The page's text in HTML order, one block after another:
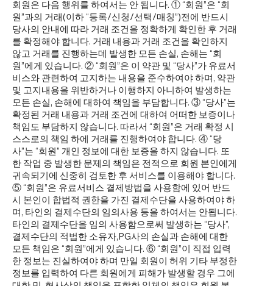
회원은 다음 행위를 하여서는 안 됩니다. ① “회원”은 “회
원”과의 거래(이하 “등록/신청/선택/매칭”)전에 반드시
당사의 안내에 따라 거래 조건을 정확하게 확인한 후 거래
를 확정해야 합니다. 거래 내용과 거래 조건을 확인하지
않고 거래를 진행하는데 발생한 모든 손실, 손해는 “회
원”에게 있습니다. ② “회원”은 이 약관 및 “당사”가 유료서
비스와 관련하여 고지하는 내용을 준수하여야 하며, 약관
및 고지내용을 위반하거나 이행하지 아니하여 발생하는
모든 손실, 손해에 대하여 책임을 부담합니다. ③ “당사”는
확정된 거래 내용과 거래 조건에 대하여 어떠한 보증이나
책임도 부담하지 않습니다. 따라서 “회원”은 거래 확정 시
스스로의 책임 하에 거래를 진행하여야 합니다. ④ “당
사”는 “회원” 개인 정보에 대한 보증을 하지 않습니다. 또
한 작업 중 발생한 문제의 책임은 전적으로 회원 본인에게
귀속되기에 신중히 검토한 후 서비스를 이용해야 합니다.
⑤ “회원”은 유료서비스 결제방법을 사용함에 있어 반드
시 본인이 합법적 권한을 가진 결제수단을 사용하여야 하
며, 타인의 결제수단의 임의사용 등을 하여서는 안됩니다.
타인의 결제수단을 임의 사용함으로써 발생하는 “당사”,
결제수단의 적법한 소유자,PG사의 손실과 손해에 대한
모든 책임은 “회원”에게 있습니다. ⑥ “회원”이 직접 입력
한 정보는 진실하여야 하며 만일 회원이 허위 기타 부정한
정보를 입력하여 다른 회원에게 피해가 발생할 경우 그에